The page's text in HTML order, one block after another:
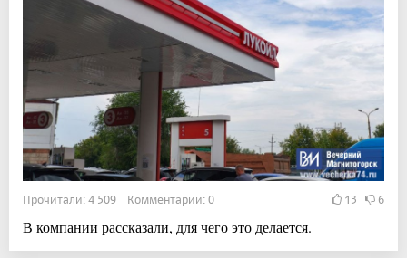
Прочитали: 4 509 Комментарии: 0 13 6
В компании рассказали, для чего это делается.